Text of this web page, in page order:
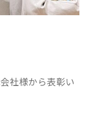
社様から表彰い